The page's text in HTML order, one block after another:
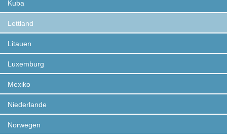
Kuba
Lettland
Litauen
Luxemburg
Mexiko
Niederlande
Norwegen